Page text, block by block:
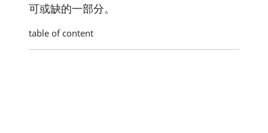
可或缺的一部分。
table of content